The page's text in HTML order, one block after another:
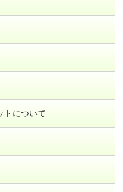
トについて